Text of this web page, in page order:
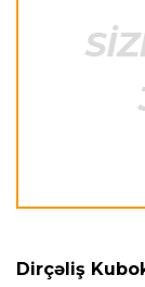
Transfer 21:08
Dirçəliş